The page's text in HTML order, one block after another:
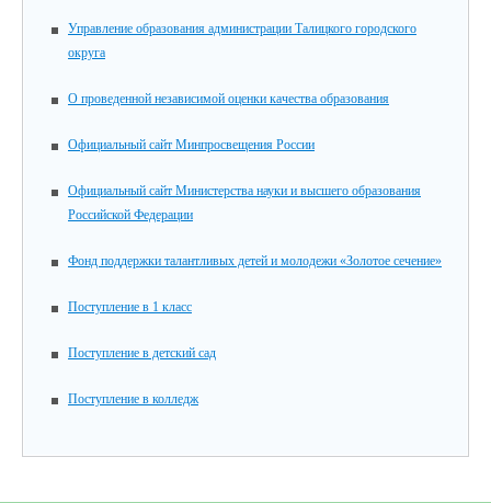
Управление образования администрации Талицкого городского
округа
О проведенной независимой оценки качества образования
Официальный сайт Минпросвещения России
Официальный сайт Министерства науки и высшего образования
Российской Федерации
Фонд поддержки талантливых детей и молодежи «Золотое сечение»
Поступление в 1 класс
Поступление в детский сад
Поступление в колледж